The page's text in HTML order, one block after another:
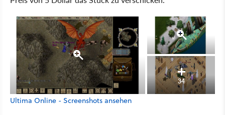
34
Ultima Online - Screenshots ansehen